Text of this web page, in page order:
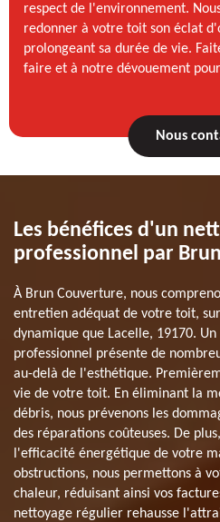
respect de l'environnement.
redonner à votre toit son éclat
prolongeant sa durée de vie.
faire et à notre dévouement
Nous
Les bénéfices d'un
professionnel par
À Brun Couverture, nous
entretien adéquat de votre toit,
dynamique que Lacelle, 19170.
professionnel présente de
au-delà de l'esthétique.
vie de votre toit. En éliminant la
débris, nous prévenons les
des réparations coûteuses. De
l'efficacité énergétique de votre
obstructions, nous permettons à
chaleur, réduisant ainsi vos
nettoyage régulier rehausse